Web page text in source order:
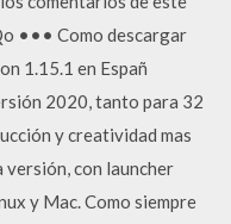
••• Como descargar
1.15.1 en Españ
2020, tanto para 32
y creatividad mas
versión, con launcher
y Mac. Como siempre